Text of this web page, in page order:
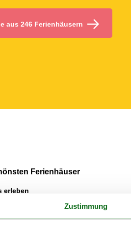
aus 246 Ferienhäusern
Ferienhäuser
erleben
Ferienhaus Nieblum zu finden.
ganz einfach in diesem beliebten
Zustimmung